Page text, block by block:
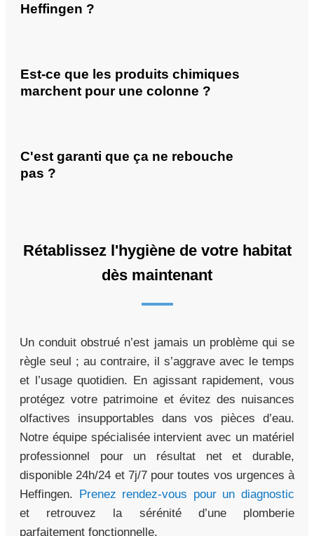
Heffingen ?
Est-ce que les produits chimiques
marchent pour une colonne ?
C'est garanti que ça ne rebouche
pas ?
Rétablissez l'hygiène de votre habitat
dès maintenant
Un conduit obstrué n’est jamais un problème qui se
règle seul ; au contraire, il s’aggrave avec le temps
et l’usage quotidien. En agissant rapidement, vous
protégez votre patrimoine et évitez des nuisances
olfactives insupportables dans vos pièces d’eau.
Notre équipe spécialisée intervient avec un matériel
professionnel pour un résultat net et durable,
disponible 24h/24 et 7j/7 pour toutes vos urgences à
Heffingen. Prenez rendez-vous pour un diagnostic
et retrouvez la sérénité d’une plomberie
parfaitement fonctionnelle.